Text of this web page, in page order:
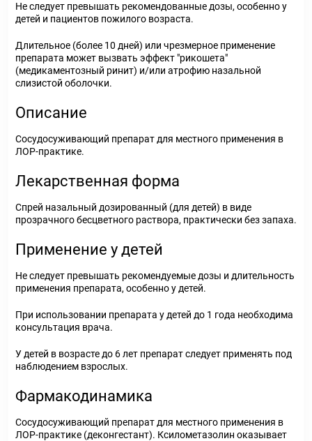
Не следует превышать рекомендованные дозы, особенно у
детей и пациентов пожилого возраста.
Длительное (более 10 дней) или чрезмерное применение
препарата может вызвать эффект "рикошета"
(медикаментозный ринит) и/или атрофию назальной
слизистой оболочки.
Описание
Сосудосуживающий препарат для местного применения в
ЛОР-практике.
Лекарственная форма
Спрей назальный дозированный (для детей) в виде
прозрачного бесцветного раствора, практически без запаха.
Применение у детей
Не следует превышать рекомендуемые дозы и длительность
применения препарата, особенно у детей.
При использовании препарата у детей до 1 года необходима
консультация врача.
У детей в возрасте до 6 лет препарат следует применять под
наблюдением взрослых.
Фармакодинамика
Сосудосуживающий препарат для местного применения в
ЛОР-практике (деконгестант). Ксилометазолин оказывает